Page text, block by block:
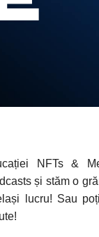
NFTs &
și stăm o
lucru! Sau